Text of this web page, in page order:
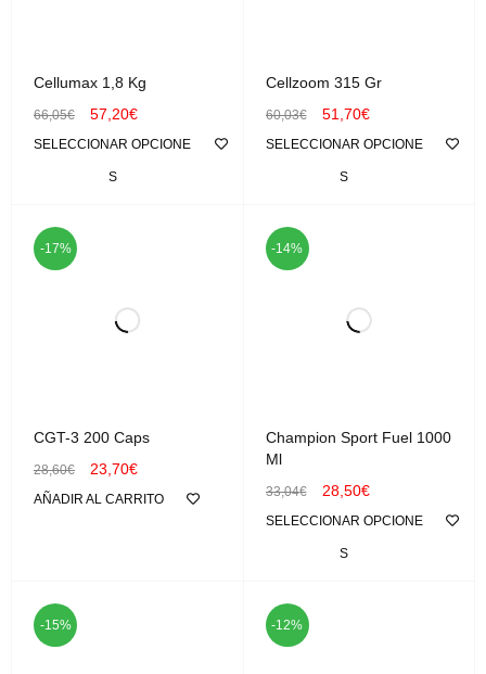
Cellumax 1,8 Kg
66,05€ 57,20€
SELECCIONAR OPCIONE
S
Cellzoom 315 Gr
60,03€ 51,70€
SELECCIONAR OPCIONE
S
-17%
CGT-3 200 Caps
28,60€ 23,70€
AÑADIR AL CARRITO
-14%
Champion Sport Fuel 1000
Ml
33,04€ 28,50€
SELECCIONAR OPCIONE
S
-15% -12%